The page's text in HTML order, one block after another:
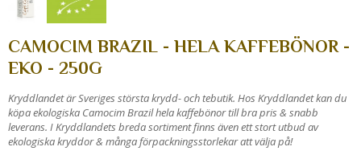
CAMOCIM BRAZIL - HELA KAFFEBÖNOR -
EKO - 250G
Kryddlandet är Sveriges största krydd- och tebutik. Hos Kryddlandet kan du
köpa ekologiska Camocim Brazilhela kaffebönortill bra pris & snabb
leverans. I Kryddlandets breda sortiment finns även ett stort utbud av
ekologiska kryddor & många förpackningsstorlekar att välja på!